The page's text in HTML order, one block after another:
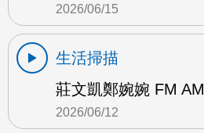
2026/06/15
生活掃描
莊文凱鄭婉婉 FM AM
2026/06/12